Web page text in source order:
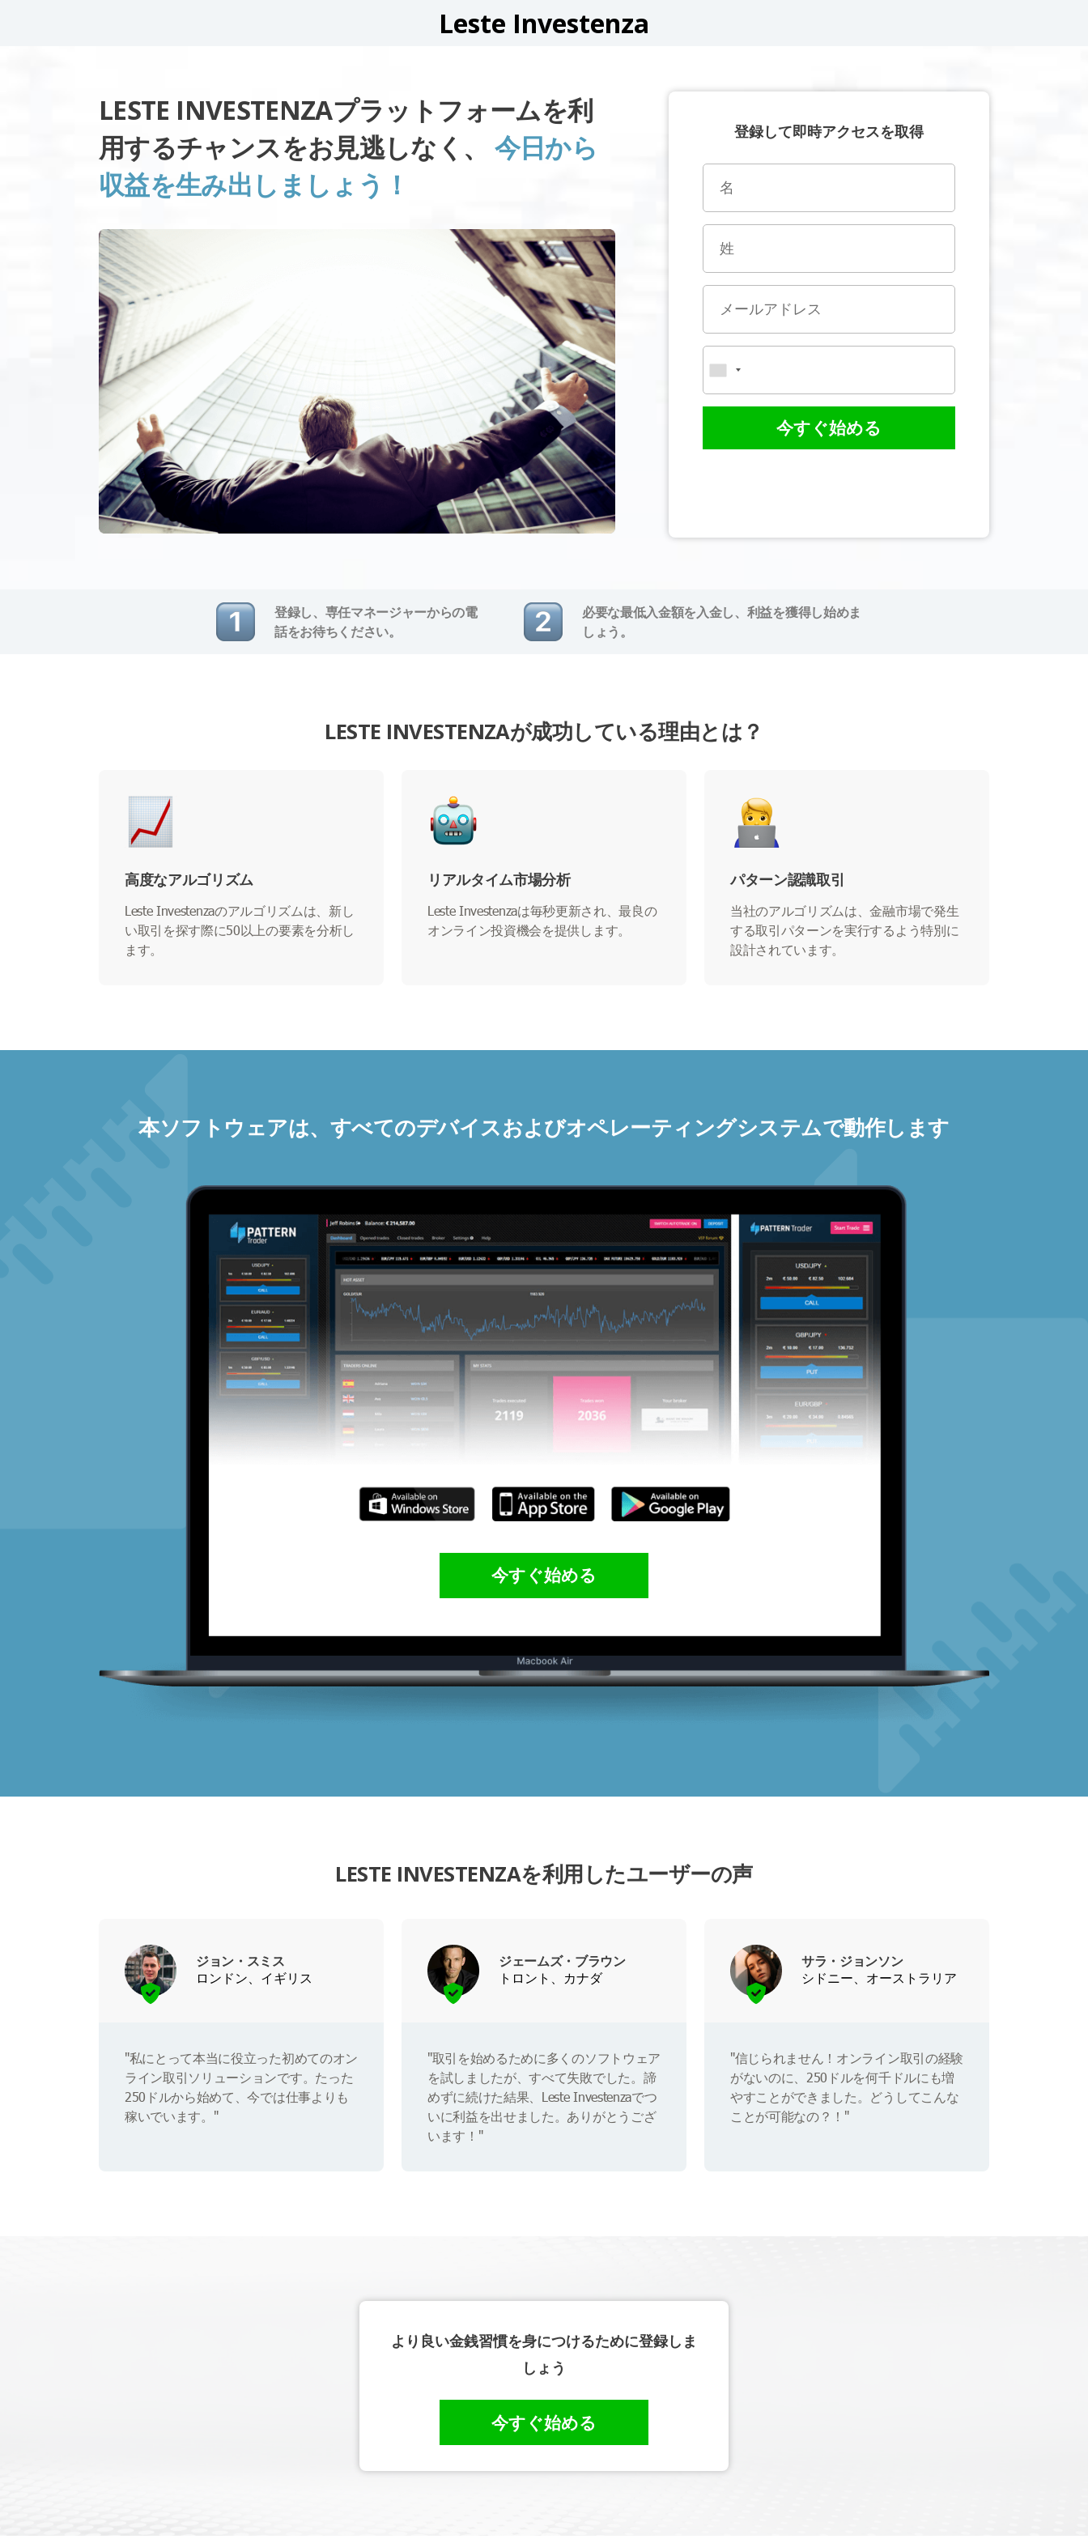
Leste Investenza
LESTE INVESTENZAプラットフォームを利
用するチャンスをお見逃しなく、 今日から
収益を生み出しましょう！
登録して即時アクセスを取得
今すぐ始める
登録し、専任マネージャーからの電
話をお待ちください。
必要な最低入金額を入金し、利益を獲得し始めま
しょう。
LESTE INVESTENZAが成功している理由とは？
高度なアルゴリズム
Leste Investenzaのアルゴリズムは、新し
い取引を探す際に50以上の要素を分析し
ます。
リアルタイム市場分析
Leste Investenzaは毎秒更新され、最良の
オンライン投資機会を提供します。
パターン認識取引
当社のアルゴリズムは、金融市場で発生
する取引パターンを実行するよう特別に
設計されています。
本ソフトウェアは、すべてのデバイスおよびオペレーティングシステムで動作します
今すぐ始める
LESTE INVESTENZAを利用したユーザーの声
ジョン・スミス
ロンドン、イギリス
"私にとって本当に役立った初めてのオン
ライン取引ソリューションです。たった
250ドルから始めて、今では仕事よりも
稼いでいます。"
ジェームズ・ブラウン
トロント、カナダ
"取引を始めるために多くのソフトウェア
を試しましたが、すべて失敗でした。諦
めずに続けた結果、Leste Investenzaでつ
いに利益を出せました。ありがとうござ
います！"
サラ・ジョンソン
シドニー、オーストラリア
"信じられません！オンライン取引の経験
がないのに、250ドルを何千ドルにも増
やすことができました。どうしてこんな
ことが可能なの？！"
より良い金銭習慣を身につけるために登録しま
しょう
今すぐ始める